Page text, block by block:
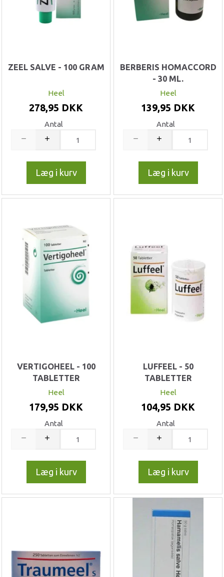
ZEEL SALVE - 100 GRAM
Heel
278,95 DKK
Antal
Læg i kurv
BERBERIS HOMACCORD
- 30 ML.
Heel
139,95 DKK
Antal
Læg i kurv
VERTIGOHEEL - 100
TABLETTER
Heel
179,95 DKK
Antal
Læg i kurv
LUFFEEL - 50
TABLETTER
Heel
104,95 DKK
Antal
Læg i kurv